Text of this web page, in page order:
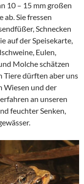
10 – 15 mm großen
ab. Sie fressen
Schnecken
auf der Speisekarte,
Eulen,
Molche schätzen
Tiere dürften aber uns
Wiesen und der
an unseren
feuchter Senken,